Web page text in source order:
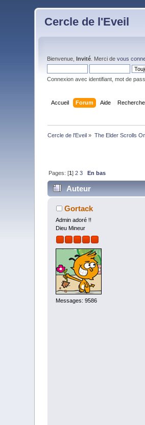
Cercle de l'Eveil
Bienvenue,Invité . Merci devous
Connexion avec identifiant, mot de
Accueil Forum Aide
Cercle de l'Eveil » The Elder Scrolls
Pages: [1]2 3 En bas
Auteur
Gortack
Admin adoré !!
Dieu Mineur
Messages: 9586